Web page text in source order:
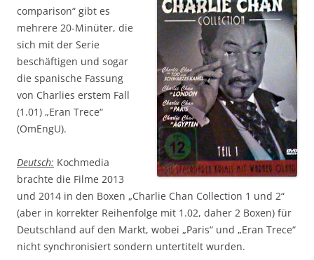
comparison“ gibt es
mehrere 20-Minüter, die
sich mit der Serie
beschäftigen und sogar
die spanische Fassung
von Charlies erstem Fall
(1.01) „Eran Trece“
(OmEngU).
Deutsch: Kochmedia
brachte die Filme 2013
und 2014 in den Boxen „Charlie Chan Collection 1 und 2“
(aber in korrekter Reihenfolge mit 1.02, daher 2 Boxen) für
Deutschland auf den Markt, wobei „Paris“ und „Eran Trece“
nicht synchronisiert sondern untertitelt wurden.